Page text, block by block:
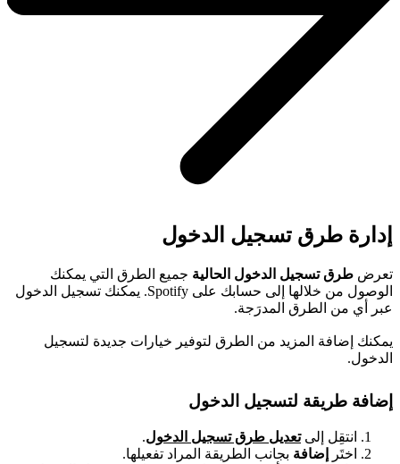
إدارة طرق تسجيل الدخول
تعرض طرق تسجيل الدخول الحالية جميع الطرق التي يمكنك
الوصول من خلالها إلى حسابك على Spotify. يمكنك تسجيل الدخول
عبر أي من الطرق المدرَجة.
يمكنك إضافة المزيد من الطرق لتوفير خيارات جديدة لتسجيل
الدخول.
إضافة طريقة لتسجيل الدخول
انتقِل إلىتعديل طرق تسجيل الدخول.
اختَر
إضافة بجانب الطريقة المراد تفعيلها.